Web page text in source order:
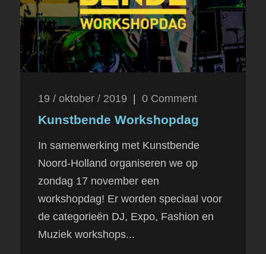
19 / oktober / 2019 0 Comment
Kunstbende Workshopdag
In samenwerking met Kunstbende
Noord-Holland organiseren we op
zondag 17 november een
workshopdag! Er worden speciaal voor
de categorieën DJ, Expo, Fashion en
Muziek workshops...